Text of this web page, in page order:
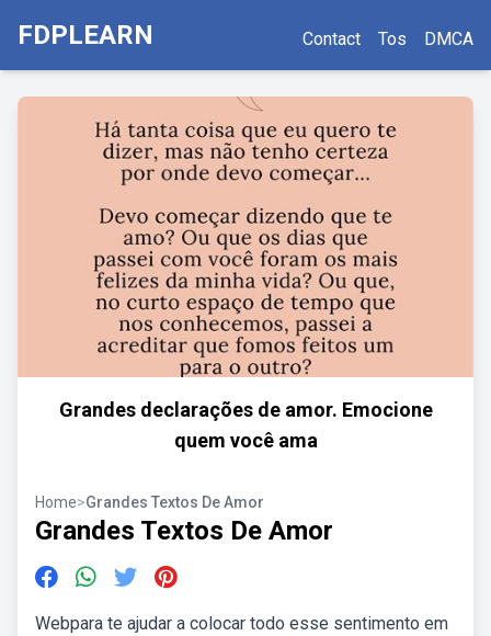
FDPLEARN Contact Tos DMCA
Grandes declarações de amor. Emocione
quem você ama
Home>Grandes Textos De Amor
Grandes Textos De Amor
Webpara te ajudar a colocar todo esse sentimento em